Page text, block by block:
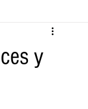
y